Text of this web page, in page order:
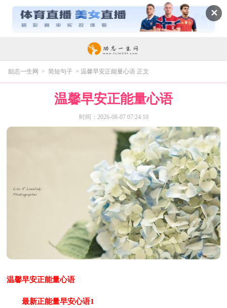
✕
励志一生网 > 简短句子 > 温馨早安正能量心语 正文
温馨早安正能量心语
时间：2026-08-07 07:24:10
温馨早安正能量心语
最新正能量早安心语1